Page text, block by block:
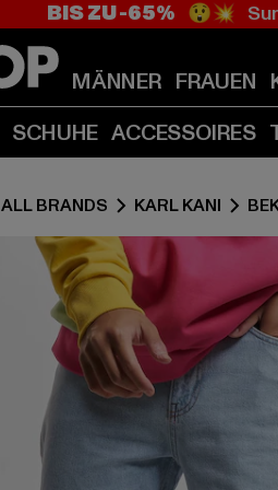
BIS ZU -65% 😲💥
MÄNNER FRAUEN
SCHUHE ACCESSOIRES
ALL BRANDS KARL KANI